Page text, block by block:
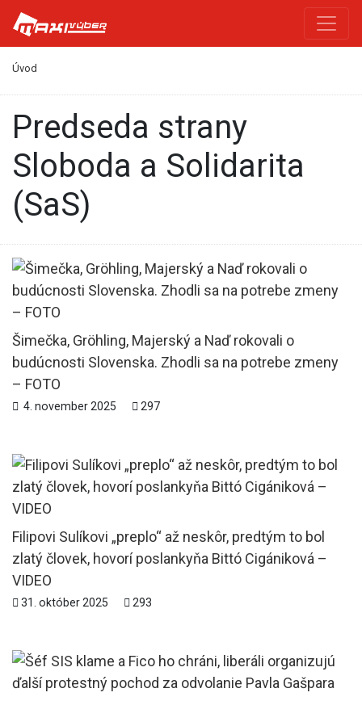
Úvod
predseda strany
Sloboda a Solidarita
(SaS)
Šimečka, Gröhling, Majerský a Naď rokovali o
budúcnosti Slovenska. Zhodli sa na potrebe zmeny
– FOTO
4. november 2025 297
Filipovi Sulíkovi „preplo“ až neskôr, predtým to bol
zlatý človek, hovorí poslankyňa Bittó Cigániková –
VIDEO
31. október 2025 293